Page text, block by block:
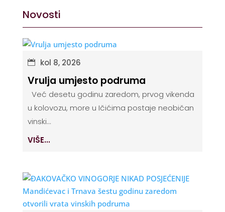
Novosti
kol 8, 2026
Vrulja umjesto podruma
Već desetu godinu zaredom, prvog vikenda
u kolovozu, more u Ičićima postaje neobičan
vinski...
VIŠE...